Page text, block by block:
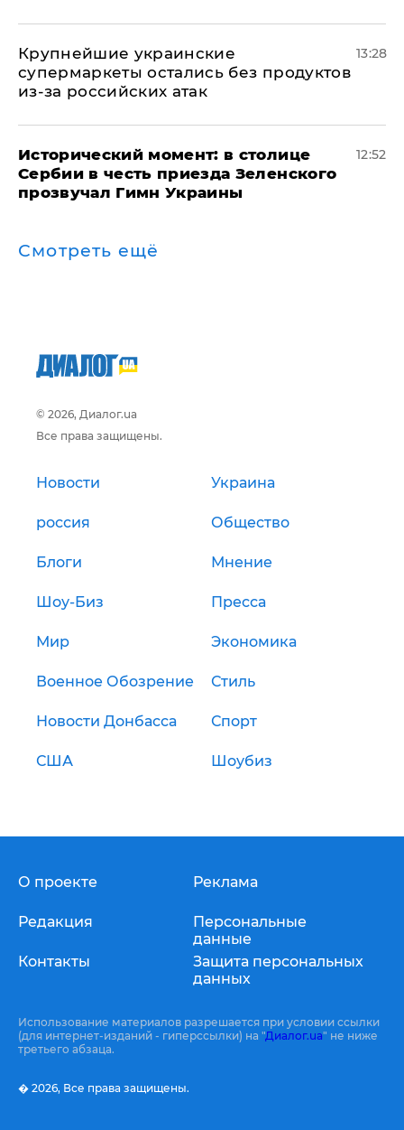
Крупнейшие украинские
супермаркеты остались без продуктов
из-за российских атак
13:28
Исторический момент: в столице
Сербии в честь приезда Зеленского
прозвучал Гимн Украины
12:52
Смотреть ещё
© 2026, Диалог.ua
Все права защищены.
Новости Украина
россия Общество
Блоги Мнение
Шоу-Биз Пресса
Мир Экономика
Военное Обозрение Стиль
Новости Донбасса Спорт
США Шоубиз
О проекте
Редакция
Контакты
Реклама
Персональные
данные
Защита персональных
данных
Использование материалов разрешается при условии ссылки
(для интернет-изданий - гиперссылки) на "Диалог.ua" не ниже
третьего абзаца.
� 2026, Все права защищены.